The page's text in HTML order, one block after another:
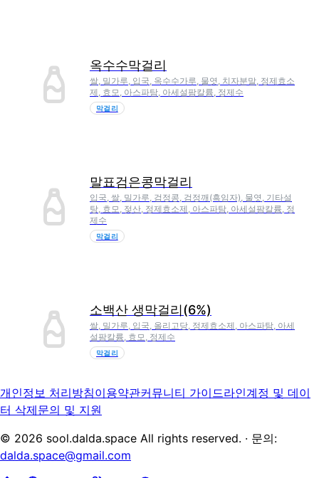
옥수수막걸리
쌀, 밀가루, 입국, 옥수수가루, 물엿, 치자분말, 정제효소
제, 효모, 아스파탐, 아세설팜칼륨, 정제수
막걸리
말표검은콩막걸리
입국, 쌀, 밀가루, 검정콩, 검정깨(흑임자), 물엿, 기타설
탕, 효모, 젖산, 정제효소제, 아스파탐, 아세설팜칼륨, 정
제수
막걸리
소백산 생막걸리(6%)
쌀, 밀가루, 입국, 올리고당, 정제효소제, 아스파탐, 아세
설팜칼륨, 효모, 정제수
막걸리
개인정보 처리방침이용약관커뮤니티 가이드라인계정 및 데이
터 삭제문의 및 지원
© 2026 sool.dalda.space All rights reserved. · 문의:
dalda.space@gmail.com